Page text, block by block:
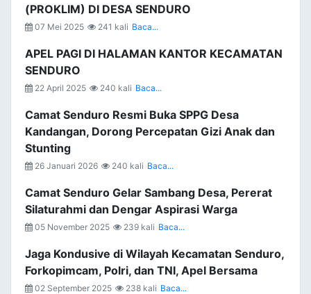
(PROKLIM) DI DESA SENDURO
07 Mei 2025 241 kali Baca...
APEL PAGI DI HALAMAN KANTOR KECAMATAN
SENDURO
22 April 2025 240 kali Baca...
Camat Senduro Resmi Buka SPPG Desa
Kandangan, Dorong Percepatan Gizi Anak dan
Stunting
26 Januari 2026 240 kali Baca...
Camat Senduro Gelar Sambang Desa, Pererat
Silaturahmi dan Dengar Aspirasi Warga
05 November 2025 239 kali Baca...
Jaga Kondusive di Wilayah Kecamatan Senduro,
Forkopimcam, Polri, dan TNI, Apel Bersama
02 September 2025 238 kali Baca...